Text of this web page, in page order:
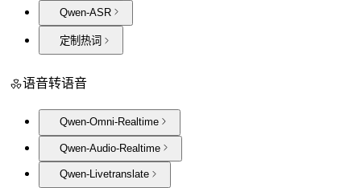
Qwen-ASR
定制热词
语音转语音
Qwen-Omni-Realtime
Qwen-Audio-Realtime
Qwen-Livetranslate